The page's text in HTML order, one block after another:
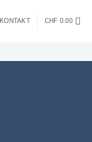
KONTAKT CHF 0.00